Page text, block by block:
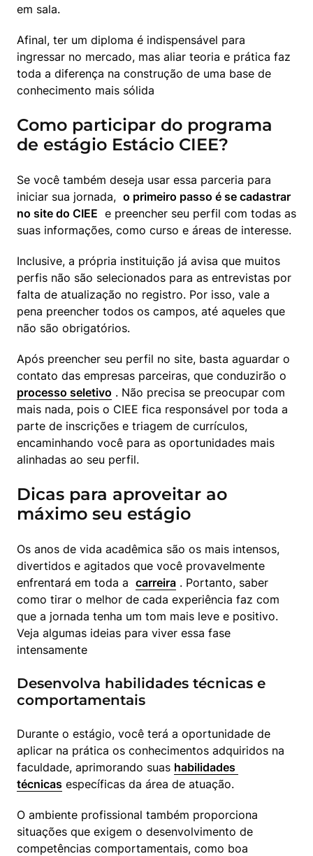
em sala.
Afinal, ter um diploma é indispensável para
ingressar no mercado, mas aliar teoria e prática faz
toda a diferença na construção de uma base de
conhecimento mais sólida
Como participar do programa
de estágio Estácio CIEE?
Se você também deseja usar essa parceria para
iniciar sua jornada, o primeiro passo é se cadastrar
no site do CIEE e preencher seu perfil com todas as
suas informações, como curso e áreas de interesse.
Inclusive, a própria instituição já avisa que muitos
perfis não são selecionados para as entrevistas por
falta de atualização no registro. Por isso, vale a
pena preencher todos os campos, até aqueles que
não são obrigatórios.
Após preencher seu perfil no site, basta aguardar o
processo seletivo . Não precisa se preocupar com
mais nada, pois o CIEE fica responsável por toda a
parte de inscrições e triagem de currículos,
encaminhando você para as oportunidades mais
alinhadas ao seu perfil.
Dicas para aproveitar ao
máximo seu estágio
Os anos de vida acadêmica são os mais intensos,
divertidos e agitados que você provavelmente
enfrentará em toda a carreira . Portanto, saber
como tirar o melhor de cada experiência faz com
que a jornada tenha um tom mais leve e positivo.
Veja algumas ideias para viver essa fase
intensamente
Desenvolva habilidades técnicas e
comportamentais
Durante o estágio, você terá a oportunidade de
aplicar na prática os conhecimentos adquiridos na
faculdade, aprimorando suas habilidades
técnicas específicas da área de atuação.
O ambiente profissional também proporciona
situações que exigem o desenvolvimento de
competências comportamentais, como boa